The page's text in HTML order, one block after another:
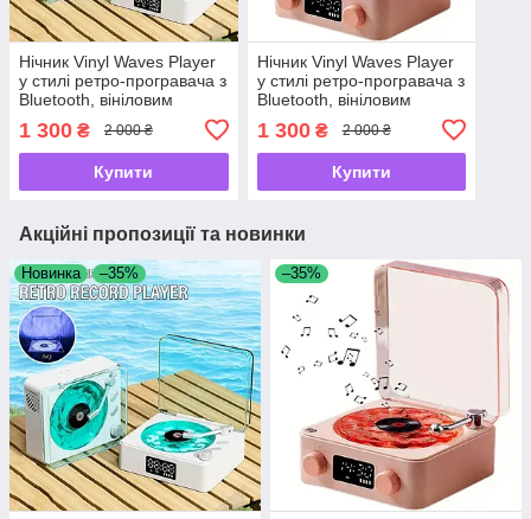
Нічник Vinyl Waves Player
у стилі ретро-програвача з
Bluetooth, вініловим
колонкою.
1 300 ₴ 2 000 ₴
Купити
Нічник Vinyl Waves Player
у стилі ретро-програвача з
Bluetooth, вініловим
колонкою.
1 300₴ 2 000 ₴
Купити
Акційні пропозиції та новинки
Новинка –35% –35%